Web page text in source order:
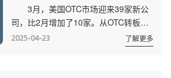
3月，美国OTC市场迎来39家新公
司，比2月增加了10家。从OTC转板进
入主板市场的公司有4家，与上月持
平。 新挂牌的29家公司来自全球7
2025-04-23 了解更多